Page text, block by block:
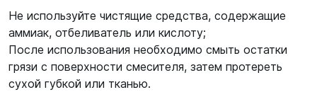
Не используйте чистящие средства, содержащие
аммиак, отбеливатель или кислоту;
После использования необходимо смыть остатки
грязи с поверхности смесителя, затем протереть
сухой губкой или тканью.